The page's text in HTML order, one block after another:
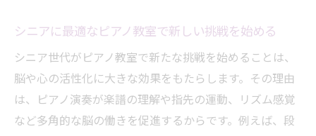
理由
ピアノ教室を通じたシニア世代の健康習慣
とは
毎日の生活にピアノ教室を取り入れるメリ
シニアに最適なピアノ教室で新しい挑戦を始める
シニア世代がピアノ教室で新たな挑戦を始めることは、
脳や心の活性化に大きな効果をもたらします。その理由
は、ピアノ演奏が楽譜の理解や指先の運動、リズム感覚
など多角的な脳の働きを促進するからです。例えば、段